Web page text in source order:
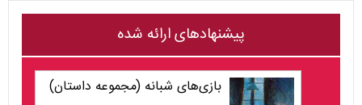
پیشنهادهای ارائه شده
بازی‌های شبانه (مجموعه داستان)